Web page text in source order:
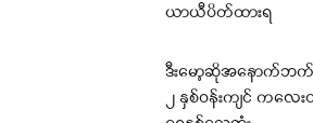
ယာယီပိတ်ထားရ
ဒီးမော့ဆိုအနောက်ဘက်ခ
၂ နှစ်ဝန်းကျင် ကလ